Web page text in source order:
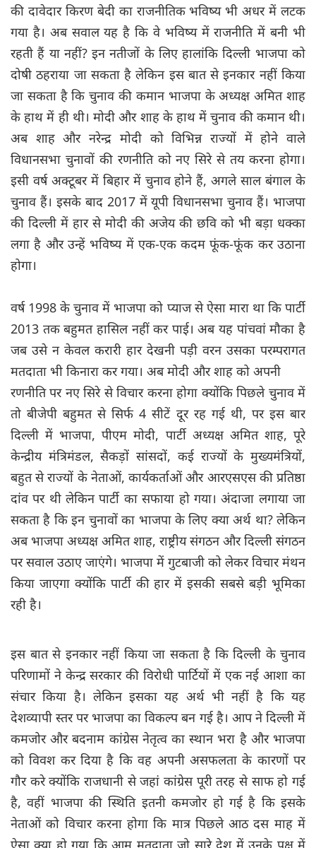
की दावेदार किरण बेदी का राजनीतिक भविष्य भी अधर में लटक
गया है। अब सवाल यह है कि वे भविष्य में राजनीति में बनी भी
रहती हैं या नहीं? इन नतीजों के लिए हालांकि दिल्ली भाजपा को
दोषी ठहराया जा सकता है लेकिन इस बात से इनकार नहीं किया
जा सकता है कि चुनाव की कमान भाजपा के अध्यक्ष अमित शाह
के हाथ में ही थी। मोदी और शाह के हाथ में चुनाव की कमान थी।
अब शाह और नरेन्द्र मोदी को विभिन्न राज्यों में होने वाले
विधानसभा चुनावों की रणनीति को नए सिरे से तय करना होगा।
इसी वर्ष अक्टूबर में बिहार में चुनाव होने हैं, अगले साल बंगाल के
चुनाव हैं। इसके बाद 2017 में यूपी विधानसभा चुनाव हैं। भाजपा
की दिल्ली में हार से मोदी की अजेय की छवि को भी बड़ा धक्का
लगा है और उन्हें भविष्य में एक-एक कदम फूंक-फूंक कर उठाना
होगा।
वर्ष 1998 के चुनाव में भाजपा को प्याज से ऐसा मारा था कि पार्टी
2013 तक बहुमत हासिल नहीं कर पाई। अब यह पांचवां मौका है
जब उसे न केवल करारी हार देखनी पड़ी वरन उसका परम्परागत
मतदाता भी किनारा कर गया। अब मोदी और शाह को अपनी
रणनीति पर नए सिरे से विचार करना होगा क्योंकि पिछले चुनाव में
तो बीजेपी बहुमत से सिर्फ 4 सीटें दूर रह गई थी, पर इस बार
दिल्ली में भाजपा, पीएम मोदी, पार्टी अध्यक्ष अमित शाह, पूरे
केन्द्रीय मंत्रिमंडल, सैकड़ों सांसदों, कई राज्यों के मुख्यमंत्रियों,
बहुत से राज्यों के नेताओं, कार्यकर्ताओं और आरएसएस की प्रतिष्ठा
दांव पर थी लेकिन पार्टी का सफाया हो गया। अंदाजा लगाया जा
सकता है कि इन चुनावों का भाजपा के लिए क्या अर्थ था? लेकिन
अब भाजपा अध्यक्ष अमित शाह, राष्ट्रीय संगठन और दिल्ली संगठन
पर सवाल उठाए जाएंगे। भाजपा में गुटबाजी को लेकर विचार मंथन
किया जाएगा क्यों‍क‍ि पार्टी की हार में इसकी सबसे बड़ी भूमिका
रही है।
इस बात से इनकार नहीं किया जा सकता है कि दिल्ली के चुनाव
परिणामों ने ‍केन्द्र सरकार की विरोधी पार्टियों में एक नई आशा का
संचार किया है। लेकिन इसका यह अर्थ भी नहीं है ‍कि यह
देशव्यापी स्तर पर भाजपा का विकल्प बन गई है। आप ने दिल्ली में
कमजोर और बदनाम कांग्रेस नेतृत्व का स्थान भरा है और भाजपा
को विवश कर दिया है कि वह अपनी असफलता के कारणों पर
गौर करे क्योंकि राजधानी से जहां कांग्रेस पूरी तरह से साफ हो गई
है, वहीं भाजपा की स्थिति इतनी कमजोर हो गई है कि इसके
नेताओं को विचार करना होगा कि मात्र पिछले आठ दस माह में